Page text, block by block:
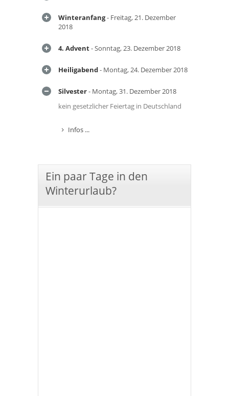
Winteranfang- Freitag, 21. Dezember
2018
4. Advent- Sonntag, 23. Dezember 2018
Heiligabend- Montag, 24. Dezember 2018
Silvester- Montag, 31. Dezember 2018
kein gesetzlicher Feiertag in Deutschland
Infos ...
Ein paar Tage in den
Winterurlaub?